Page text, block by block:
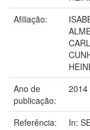
Afiliação:
Ano de
publicação:
2014
Referência:
In: